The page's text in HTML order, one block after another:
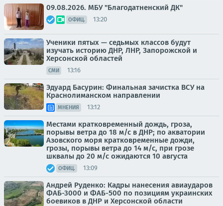
09.08.2026. МБУ "Благодатненский ДК"
ОФИЦ. 13:20
Ученики пятых — седьмых классов будут
изучать историю ДНР, ЛНР, Запорожской и
Херсонской областей
СМИ 13:16
Эдуард Басурин: Финальная зачистка ВСУ на
Краснолиманском направлении
МНЕНИЯ 13:12
Местами кратковременный дождь, гроза,
порывы ветра до 18 м/с в ДНР; по акватории
Азовского моря кратковременные дожди,
грозы, порывы ветра до 14 м/с, при грозе
шквалы до 20 м/с ожидаются 10 августа
ОФИЦ. 13:09
Андрей Руденко: Кадры нанесения авиаударов
ФАБ-3000 и ФАБ-500 по позициям украинских
боевиков в ДНР и Херсонской области